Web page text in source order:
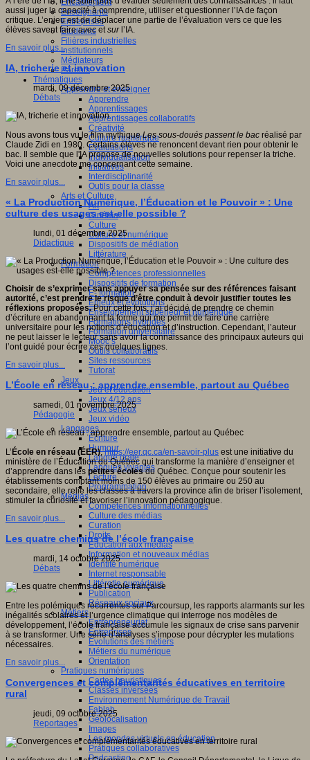
Encadrement
Enseignants
Entreprises
Etudiants
Filières industrielles
Institutionnels
Médiateurs
Parents
Thématiques
Apprendre et enseigner
Apprendre
Apprentissages
Apprentissages collaboratifs
Créativité
Culture numérique
Evaluations
Individualisation
Initiatives
Interdisciplinarité
Outils pour la classe
Arts et Culture
Art
Cinéma
Culture
Culture et numérique
Dispositifs de médiation
Littérature
Formation
Compétences professionnelles
Dispositifs de formation
E- formation
Enjeux et évolutions
Enseignement supérieur et numérique
Formations hybrides
Formation universitaire
Mooc’s
Outils collaboratifs
Sites ressources
Tutorat
Jeux
Jeu et éducation
Jeux 4/12 ans
Jeux sérieux
Jeux vidéo
Langages
Ecriture
Humour
Langue orale
Langues vivantes
Lecture
Programmation
Médias
Compétences informationnelles
Culture des médias
Curation
Droits
Education aux médias
Information et nouveaux médias
Identité numérique
Internet responsable
Littératie numérique
Publication
Réseaux sociaux
Métiers
Entrepreneuriat
Entreprises
Evolutions des métiers
Métiers du numérique
Orientation
Pratiques numériques
Cartes heuristiques
Classes inversées
Environnement Numérique de Travail
Fablab
Géolocalisation
Images
Les mondes virtuels en éducation
Pratiques collaboratives
Podcasting
aussi juger la capacité à comprendre, utiliser et questionner l’IA de façon
critique. L’enjeu est de déplacer une partie de l’évaluation vers ce que les
élèves savent faireavec etsurl’IA.
En savoir plus...
IA, tricherie et innovation
mardi, 09 décembre 2025
Débats
Nous avons tous vu le film mythiqueLes sous-doués passent le bac réalisé par
Claude Zidi en 1980. Certains élèves ne renoncent devant rien pour obtenir le
bac. Il semble que l'IA propose de nouvelles solutions pour repenser la triche.
Voici une anecdote me concernant cette semaine.
En savoir plus...
« La Production Numérique, l’Éducation et le Pouvoir » : Une
culture des usages est-elle possible ?
lundi, 01 décembre 2025
Didactique
Choisir de s’exprimer sans appuyer sa pensée sur des références faisant
autorité, c’est prendre le risque d’être conduit à devoir justifier toutes les
réflexions proposées.Pour cette fois, j’ai décidé de prendre ce chemin
d’écriture en abandonnant la forme qui me permit de faire une carrière
universitaire pour les notions d’éducation et d’instruction. Cependant, l’auteur
ne peut laisser le lecteur sans avoir la connaissance des principaux auteurs qui
l’ont guidé pour écrire ces quelques lignes.
En savoir plus...
L’École en réseau : apprendre ensemble, partout au Québec
samedi, 01 novembre 2025
Pédagogie
L’ École en réseau (ÉER),https://eer.qc.ca/en-savoir-plus est une initiative du
ministère de l’Éducation du Québec qui transforme la manière d’enseigner et
d’apprendre dans les petites écolesdu Québec. Conçue pour soutenir les
établissements comptant moins de 150 élèves au primaire ou 250 au
secondaire, elle relie les classes à travers la province afin de briser l’isolement,
stimuler la curiosité et favoriser l’innovation pédagogique.
En savoir plus...
Les quatre chemins de l’école française
mardi, 14 octobre 2025
Débats
Entre les polémiques récurrentes sur Parcoursup, les rapports alarmants sur les
inégalités scolaires et l’urgence climatique qui interroge nos modèles de
développement, l’école française accumule les signaux de crise sans parvenir
à se transformer. Une série d’analyses s’impose pour décrypter les mutations
nécessaires.
En savoir plus...
Convergences et complémentarités éducatives en territoire
rural
jeudi, 09 octobre 2025
Reportages